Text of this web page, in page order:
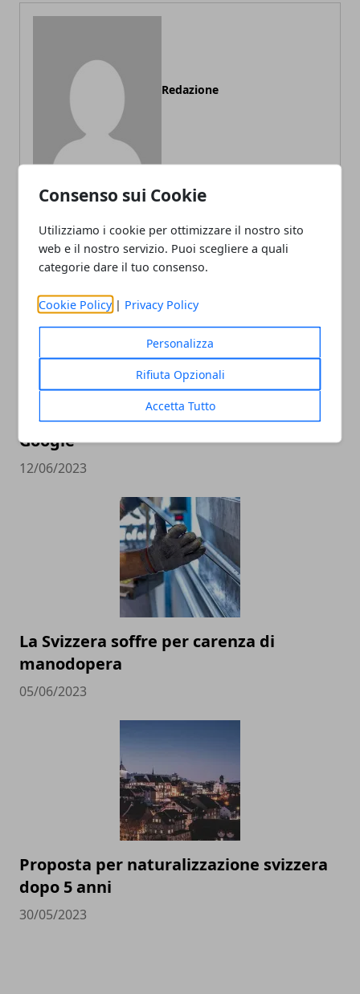
Consenso sui Cookie
Utilizziamo i cookie per ottimizzare il nostro sito
web e il nostro servizio. Puoi scegliere a quali
categorie dare il tuo consenso.
Cookie Policy | Privacy Policy
Personalizza
Rifiuta Opzionali
Accetta Tutto
Redazione
ARTICOLI CORRELATI
Affitti alle stelle a Zurigo per via di
Google
12/06/2023
La Svizzera soffre per carenza di
manodopera
05/06/2023
Proposta per naturalizzazione svizzera
dopo 5 anni
30/05/2023